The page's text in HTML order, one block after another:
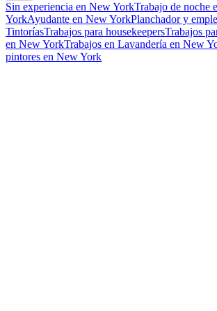
Sin experiencia en New YorkTrabajo de noche
YorkAyudante en New YorkPlanchador y
TintoríasTrabajos para housekeepersTrabajos
en New YorkTrabajos en Lavandería en New
pintores en New York